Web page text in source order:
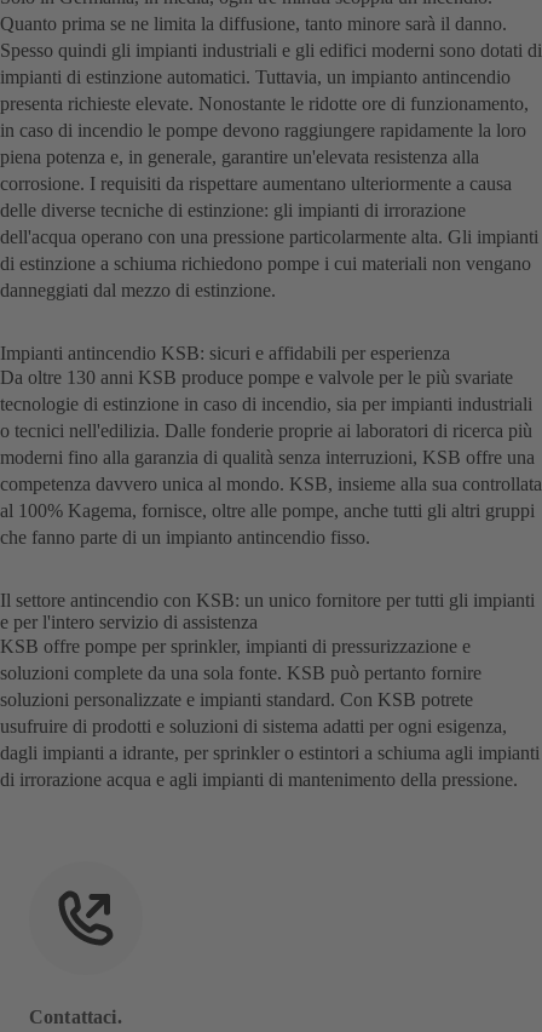
Quanto prima se ne limita la diffusione, tanto minore sarà il danno.
Spesso quindi gli impianti industriali e gli edifici moderni sono dotati di
impianti di estinzione automatici. Tuttavia, un impianto antincendio
presenta richieste elevate. Nonostante le ridotte ore di funzionamento,
in caso di incendio le pompe devono raggiungere rapidamente la loro
piena potenza e, in generale, garantire un'elevata resistenza alla
corrosione. I requisiti da rispettare aumentano ulteriormente a causa
delle diverse tecniche di estinzione: gli impianti di irrorazione
dell'acqua operano con una pressione particolarmente alta. Gli impianti
di estinzione a schiuma richiedono pompe i cui materiali non vengano
danneggiati dal mezzo di estinzione.
Impianti antincendio KSB: sicuri e affidabili per esperienza
Da oltre 130 anni KSB produce pompe e valvole per le più svariate
tecnologie di estinzione in caso di incendio, sia per impianti industriali
o tecnici nell'edilizia. Dalle fonderie proprie ai laboratori di ricerca più
moderni fino alla garanzia di qualità senza interruzioni, KSB offre una
competenza davvero unica al mondo. KSB, insieme alla sua controllata
al 100% Kagema, fornisce, oltre alle pompe, anche tutti gli altri gruppi
che fanno parte di un impianto antincendio fisso.
Il settore antincendio con KSB: un unico fornitore per tutti gli impianti
e per l'intero servizio di assistenza
KSB offre pompe per sprinkler, impianti di pressurizzazione e
soluzioni complete da una sola fonte. KSB può pertanto fornire
soluzioni personalizzate e impianti standard. Con KSB potrete
usufruire di prodotti e soluzioni di sistema adatti per ogni esigenza,
dagli impianti a idrante, per sprinkler o estintori a schiuma agli impianti
di irrorazione acqua e agli impianti di mantenimento della pressione.
Contattaci.